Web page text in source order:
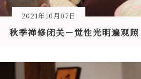
2021年10月07日
秋季禅修闭关－觉性光明遍观照